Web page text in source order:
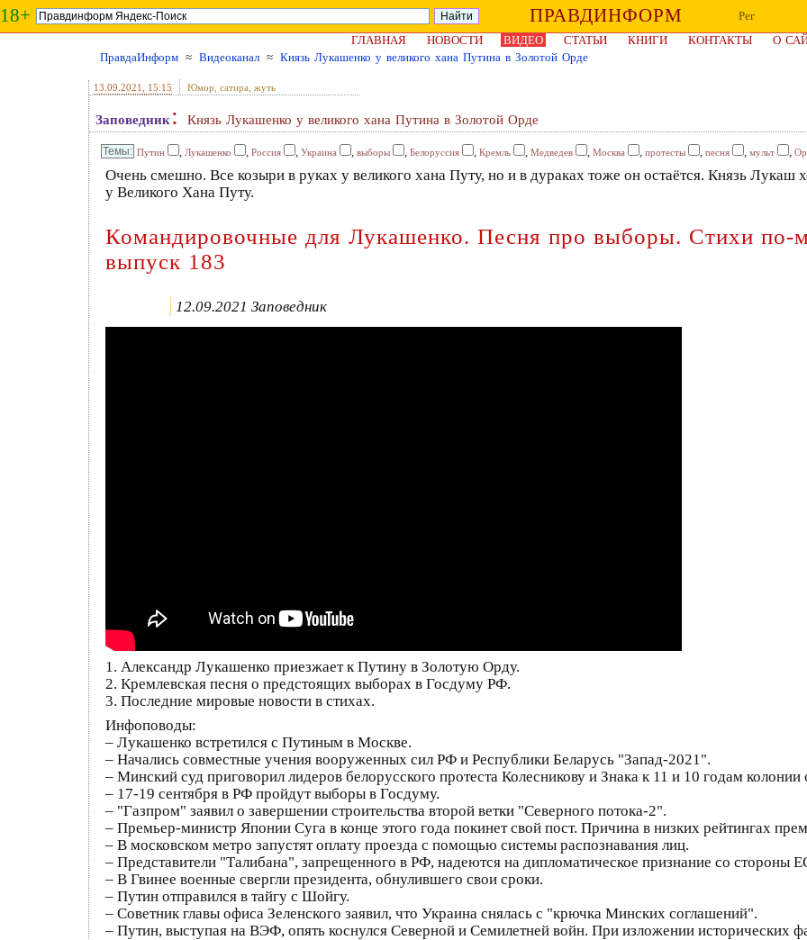
18+ ПРАВДИНФОРМ
Рег
ГЛАВНАЯ
НОВОСТИ ВИДЕО СТАТЬИ КНИГИ КОНТАКТЫ О
ПравдаИнформ ≈ Видеоканал ≈ Князь Лукашенко у великого хана Путина в Золотой Орде
13.09.2021 , 15:15 Юмор, сатира, жуть
Заповедник : Князь Лукашенко у великого хана Путина в Золотой Орде
Путин , Лукашенко , Россия , Украина , выборы , Белоруссия , Кремль , Медведев , Москва , протесты , песня , мульт ,
Очень смешно. Все козыри в руках у великого хана Путу, но и в дураках тоже он остаётся. Князь
у Великого Хана Путу.
Командировочные для Лукашенко. Песня про выборы. Стихи по-
выпуск 183
12.09.2021 Заповедник
1. Александр Лукашенко приезжает к Путину в Золотую Орду.
2. Кремлевская песня о предстоящих выборах в Госдуму РФ.
3. Последние мировые новости в стихах.
Инфоповоды:
– Лукашенко встретился с Путиным в Москве.
– Начались совместные учения вооруженных сил РФ и Республики Беларусь "Запад-2021".
– Минский суд приговорил лидеров белорусского протеста Колесникову и Знака к 11 и 10 годам колонии
– 17-19 сентября в РФ пройдут выборы в Госдуму.
– "Газпром" заявил о завершении строительства второй ветки "Северного потока-2".
– Премьер-министр Японии Суга в конце этого года покинет свой пост. Причина в низких рейтингах
– В московском метро запустят оплату проезда с помощью системы распознавания лиц.
– Представители "Талибана", запрещенного в РФ, надеются на дипломатическое признание со стороны
– В Гвинее военные свергли президента, обнулившего свои сроки.
– Путин отправился в тайгу с Шойгу.
– Советник главы офиса Зеленского заявил, что Украина снялась с "крючка Минских соглашений".
– Путин, выступая на ВЭФ, опять коснулся Северной и Семилетней войн. При изложении исторических